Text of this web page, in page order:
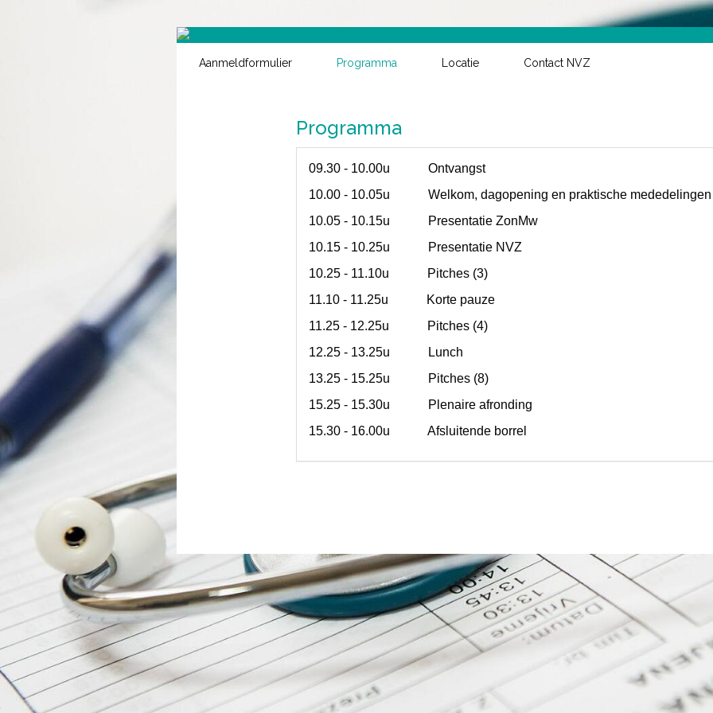
Aanmeldformulier Programma Locatie Contact NVZ
Programma
09.30 - 10.00u Ontvangst
10.00 - 10.05u Welkom, dagopening en praktische
10.05 - 10.15u Presentatie ZonMw
10.15 - 10.25u Presentatie NVZ
10.25 - 11.10u Pitches (3)
11.10 - 11.25u Korte pauze
11.25 - 12.25u Pitches (4)
12.25 - 13.25u Lunch
13.25 - 15.25u Pitches (8)
15.25 - 15.30u Plenaire afronding
15.30 - 16.00u Afsluitende borrel